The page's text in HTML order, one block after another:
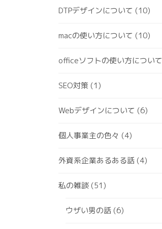
DTPデザインについて (10)
macの使い方について (10)
officeソフトの使い方について
SEO対策 (1)
Webデザインについて (6)
個人事業主の色々 (4)
外資系企業あるある話 (4)
私の雑談 (51)
ウザい男の話 (6)